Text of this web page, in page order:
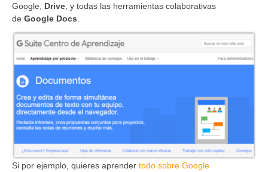
Google, Drive , y todas las herramientas colaborativas
de Google Docs
Si por ejemplo, quieres aprender todo sobre Google